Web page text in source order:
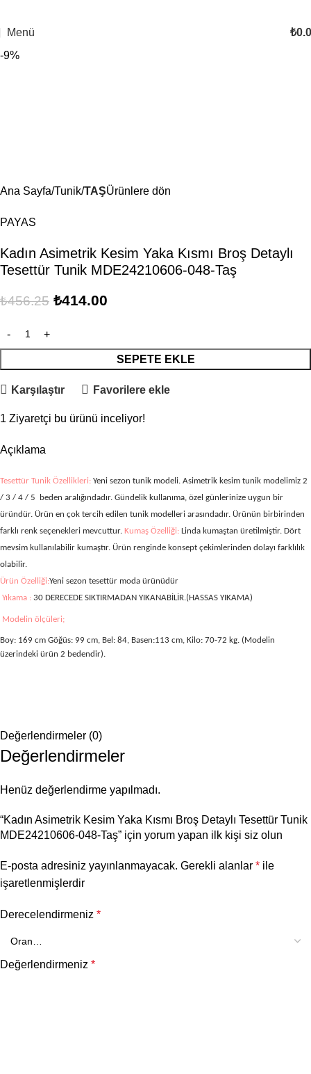
Menü ₺
-9%
Ana Sayfa Tunik TAŞÜrünlere dön
PAYAS
Kadın Asimetrik Kesim Yaka Kısmı Broş Detaylı
Tesettür Tunik MDE24210606-048-Taş
₺456.25 ₺414.00
SEPETE EKLE
Karşılaştır Favorilere ekle
1 Ziyaretçi bu ürünü inceliyor!
Açıklama
Tesettür Tunik Özellikleri: Yeni sezon tunik modeli. Asimetrik kesim tunik modelimiz 2
/ 3 / 4 / 5 beden aralığındadır. Gündelik kullanıma, özel günlerinize uygun bir
üründür. Ürün en çok tercih edilen tunik modelleri arasındadır. Ürünün birbirinden
farklı renk seçenekleri mevcuttur. Kumaş Özelliği: Linda kumaştan üretilmiştir. Dört
mevsim kullanılabilir kumaştır. Ürün renginde konsept çekimlerinden dolayı farklılık
olabilir.
Ürün Özelliği:Yeni sezon tesettür moda ürünüdür
Yıkama : 30 DERECEDE SIKTIRMADAN YIKANABİLİR.(HASSAS YIKAMA)
Modelin ölçüleri;
Boy: 169 cm Göğüs: 99 cm, Bel: 84, Basen:113 cm, Kilo: 70-72 kg. (Modelin
üzerindeki ürün 2 bedendir).
Değerlendirmeler (0)
Değerlendirmeler
Henüz değerlendirme yapılmadı.
“Kadın Asimetrik Kesim Yaka Kısmı Broş Detaylı Tesettür Tunik
MDE24210606-048-Taş” için yorum yapan ilk kişi siz olun
E-posta adresiniz yayınlanmayacak. Gerekli alanlar * ile
işaretlenmişlerdir
Derecelendirmeniz *
Değerlendirmeniz *